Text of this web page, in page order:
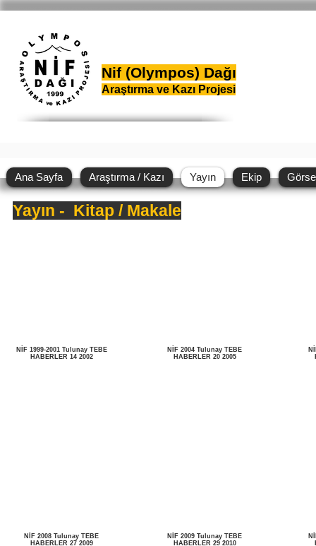
Nif (Olympos) Dağı
Araştırma ve Kazı Projesi
Ana Sayfa Araştırma / Kazı Yayın Ekip
Yayın - Kitap / Makale
NİF 1999-2001 Tulunay TEBE
HABERLER 14 2002
NİF 2004 Tulunay TEBE
HABERLER 20 2005
NİF 2008 Tulunay TEBE
HABERLER 27 2009
NİF 2009 Tulunay TEBE
HABERLER 29 2010